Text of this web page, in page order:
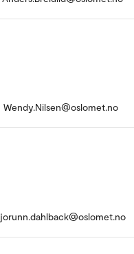
Wendy.Nilsen@oslomet.no
jorunn.dahlback@oslomet.no